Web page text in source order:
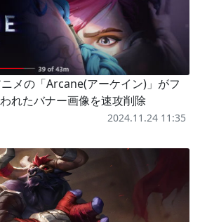
メの「Arcane(アーケイン)」がフ
れたバナー画像を速攻削除
2024.11.24 11:35